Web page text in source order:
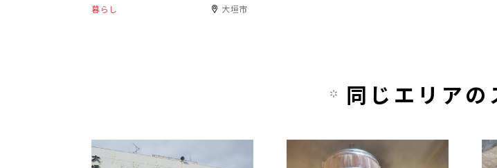
暮らし 大垣市
同じエリアの